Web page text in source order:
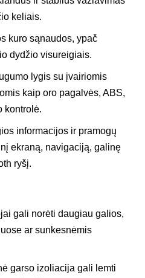
keliais.
kuro sąnaudos, ypač
dydžio visureigiais.
lygis su įvairiomis
kaip oro pagalvės, ABS,
kontrolė.
informacijos ir pramogų
ekraną, navigaciją, galinę
ryšį.
gali norėti daugiau galios,
ar sunkesnėmis
garso izoliacija gali lemti